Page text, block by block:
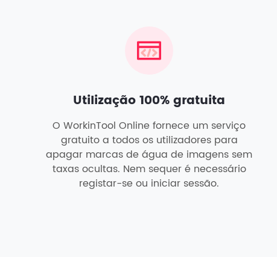
Utilização 100% gratuita
O WorkinTool Online fornece um serviço
gratuito a todos os utilizadores para
apagar marcas de água de imagens sem
taxas ocultas. Nem sequer é necessário
registar-se ou iniciar sessão.